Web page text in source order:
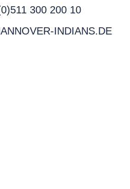
300 200 10
INDIANS.DE